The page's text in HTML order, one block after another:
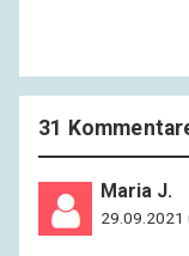
31
Maria J.
29.09.2021